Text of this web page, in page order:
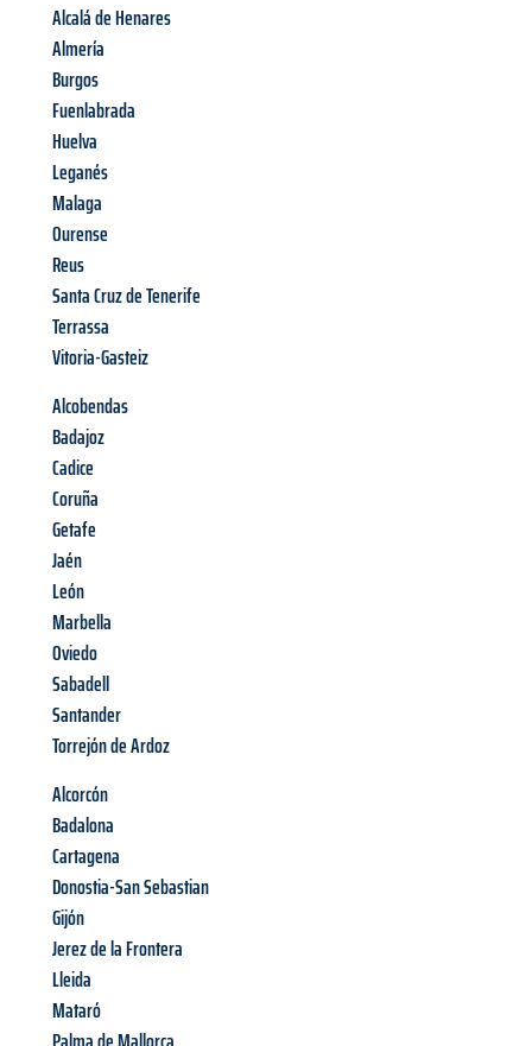
Alcalá de Henares
Almería
Burgos
Fuenlabrada
Huelva
Leganés
Malaga
Ourense
Reus
Santa Cruz de Tenerife
Terrassa
Vitoria-Gasteiz
Alcobendas
Badajoz
Cadice
Coruña
Getafe
Jaén
León
Marbella
Oviedo
Sabadell
Santander
Torrejón de Ardoz
Alcorcón
Badalona
Cartagena
Donostia-San Sebastian
Gijón
Jerez de la Frontera
Lleida
Mataró